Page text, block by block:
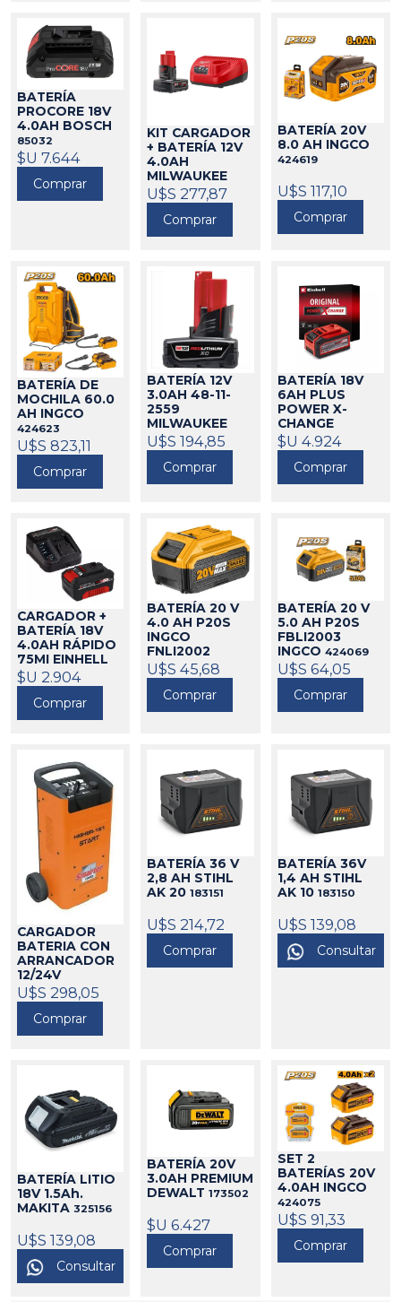
BATERÍA
PROCORE 18V
4.0AH BOSCH
85032
$U 7.644
Comprar
KIT CARGADOR
+ BATERÍA 12V
4.0AH
MILWAUKEE
271448
U$S 277,87
Comprar
BATERÍA 20V
8.0 AH INGCO
424619
U$S 117,10
Comprar
BATERÍA DE
MOCHILA 60.0
AH INGCO
424623
U$S 823,11
Comprar
BATERÍA 12V
3.0AH 48-11-
2559
MILWAUKEE
271060
U$S 194,85
Comprar
BATERÍA 18V
6AH PLUS
POWER X-
CHANGE
EINHELL424502
$U 4.924
Comprar
CARGADOR +
BATERÍA 18V
4.0AH RÁPIDO
75MI EINHELL
424518
$U 2.904
Comprar
BATERÍA 20 V
4.0 AH P20S
INGCO
FNLI2002
424078
U$S 45,68
Comprar
BATERÍA 20 V
5.0 AH P20S
FBLI2003
INGCO 424069
U$S 64,05
Comprar
CARGADOR
BATERIA CON
ARRANCADOR
12/24V
SMARTER58067
U$S 298,05
Comprar
BATERÍA 36 V
2,8 AH STIHL
AK 20183151
U$S 214,72
Comprar
BATERÍA 36V
1,4 AH STIHL
AK 10 183150
U$S 139,08
Consultar
BATERÍA LITIO
18V 1.5Ah.
MAKITA 325156
U$S 139,08
Consultar
BATERÍA 20V
3.0AH PREMIUM
DEWALT173502
$U 6.427
Comprar
SET 2
BATERÍAS 20V
4.0AH INGCO
424075
U$S 91,33
Comprar